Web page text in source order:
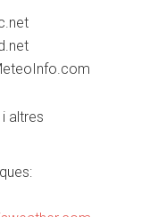
altres